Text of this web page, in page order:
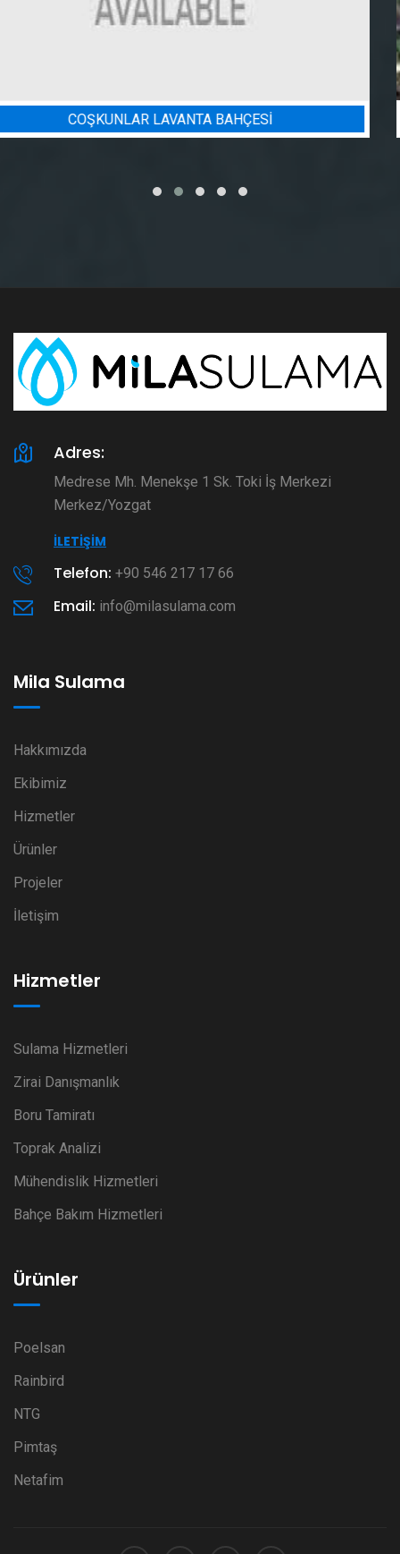
BADEM BAHÇESI SULAMA
Adres:
Medrese Mh. Menekşe 1 Sk. Toki İş Merkezi
Merkez/Yozgat
İLETIŞIM
Telefon: +90 546 217 17 66
Email: info@milasulama.com
Mila Sulama
Hakkımızda
Ekibimiz
Hizmetler
Ürünler
Projeler
İletişim
Hizmetler
Sulama Hizmetleri
Zirai Danışmanlık
Boru Tamiratı
Toprak Analizi
Mühendislik Hizmetleri
Bahçe Bakım Hizmetleri
Ürünler
Poelsan
Rainbird
NTG
Pimtaş
Netafim